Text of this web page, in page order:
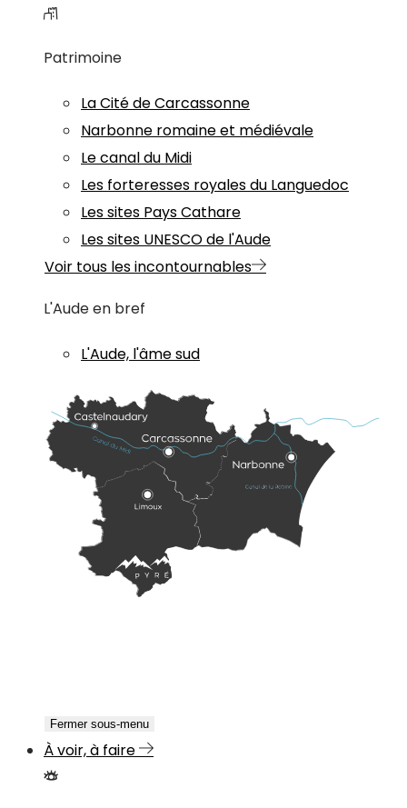
Patrimoine
La Cité de Carcassonne
Narbonne romaine et médiévale
Le canal du Midi
Les forteresses royales du Languedoc
Les sites Pays Cathare
Les sites UNESCO de l'Aude
Voir tous les incontournables
L'Aude en bref
L'Aude, l'âme sud
Fermer sous-menu
À voir, à faire